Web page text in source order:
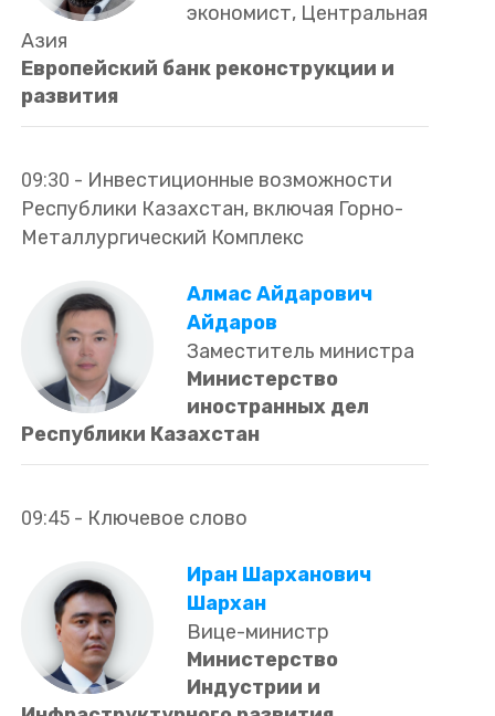
экономист, Центральная
Азия
Европейский банк реконструкции и
развития
09:30 - Инвестиционные возможности
Республики Казахстан, включая Горно-
Металлургический Комплекс
Алмас Айдарович
Айдаров
Заместитель министра
Министерство
иностранных дел
Республики Казахстан
09:45 - Ключевое слово
Иран Шарханович
Шархан
Вице-министр
Министерство
Индустрии и